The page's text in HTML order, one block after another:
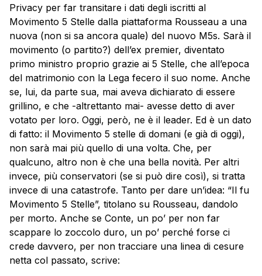
Privacy per far transitare i dati degli iscritti al
Movimento 5 Stelle dalla piattaforma Rousseau a una
nuova (non si sa ancora quale) del nuovo M5s. Sarà il
movimento (o partito?) dell’ex premier, diventato
primo ministro proprio grazie ai 5 Stelle, che all’epoca
del matrimonio con la Lega fecero il suo nome. Anche
se, lui, da parte sua, mai aveva dichiarato di essere
grillino, e che -altrettanto mai- avesse detto di aver
votato per loro. Oggi, però, ne è il leader. Ed è un dato
di fatto: il Movimento 5 stelle di domani (e già di oggi),
non sarà mai più quello di una volta. Che, per
qualcuno, altro non è che una bella novità. Per altri
invece, più conservatori (se si può dire così), si tratta
invece di una catastrofe. Tanto per dare un’idea: “Il fu
Movimento 5 Stelle”, titolano su Rousseau, dandolo
per morto. Anche se Conte, un po’ per non far
scappare lo zoccolo duro, un po’ perché forse ci
crede davvero, per non tracciare una linea di cesure
netta col passato, scrive: